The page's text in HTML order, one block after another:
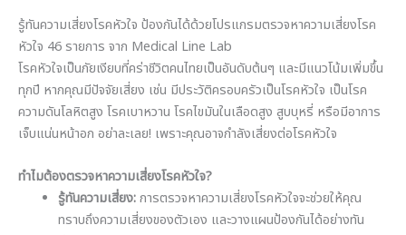
รู้ทันความเสี่ยงโรคหัวใจ ป้องกันได้ด้วยโปรแกรมตรวจหาความเสี่ยงโรค
หัวใจ 46 รายการ จาก Medical Line Lab
โรคหัวใจเป็นภัยเงียบที่คร่าชีวิตคนไทยเป็นอันดับต้นๆ และมีแนวโน้มเพิ่มขึ้น
ทุกปี หากคุณมีปัจจัยเสี่ยง เช่น มีประวัติครอบครัวเป็นโรคหัวใจ เป็นโรค
ความดันโลหิตสูง โรคเบาหวาน โรคไขมันในเลือดสูง สูบบุหรี่ หรือมีอาการ
เจ็บแน่นหน้าอก อย่าละเลย! เพราะคุณอาจกำลังเสี่ยงต่อโรคหัวใจ
ทำไมต้องตรวจหาความเสี่ยงโรคหัวใจ?
รู้ทันความเสี่ยง:การตรวจหาความเสี่ยงโรคหัวใจจะช่วยให้คุณ
ทราบถึงความเสี่ยงของตัวเอง และวางแผนป้องกันได้อย่างทัน